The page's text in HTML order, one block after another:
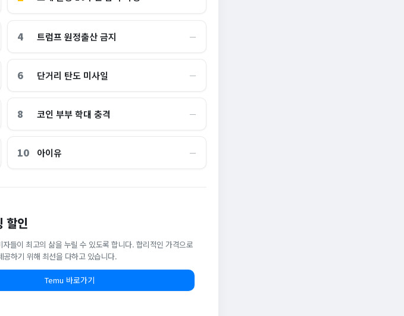
4 트럼프 원정출산 금지 ―
6 단거리 탄도 미사일 ―
8 코인 부부 학대 충격 ―
10 아이유 ―
할인
자들이 최고의 삶을 누릴 수 있도록 합니다. 합리적인 가격으로
공하기 위해 최선을 다하고 있습니다.
Temu 바로가기